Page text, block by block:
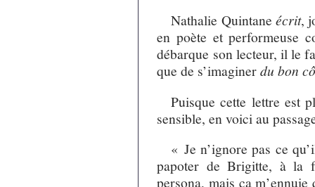
Nathalie Quintane écrit,
en poète et performeuse
débarque son lecteur, il le
que de s’imaginerdu bon
Puisque cette lettre est
sensible, en voici au
« Je n’ignore pas ce
papoter de Brigitte, à la
persona, mais ça